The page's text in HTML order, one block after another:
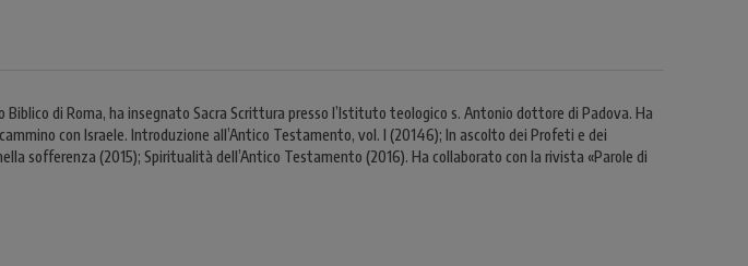
di Roma, ha insegnato Sacra Scrittura presso l’Istituto teologico s. Antonio dottore di Padova. Ha
con Israele. Introduzione all’Antico Testamento, vol. I (20146); In ascolto dei Profeti e dei
sofferenza (2015); Spiritualità dell’Antico Testamento (2016). Ha collaborato con la rivista «Parole di